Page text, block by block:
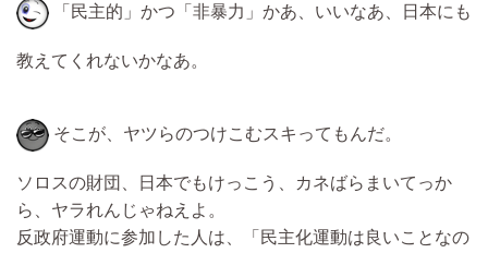
「民主的」かつ「非暴力」かあ、いいなあ、日本にも
教えてくれないかなあ。
そこが、ヤツらのつけこむスキってもんだ。
ソロスの財団、日本でもけっこう、カネばらまいてっか
ら、ヤラれんじゃねえよ。
反政府運動に参加した人は、「民主化運動は良いことなの